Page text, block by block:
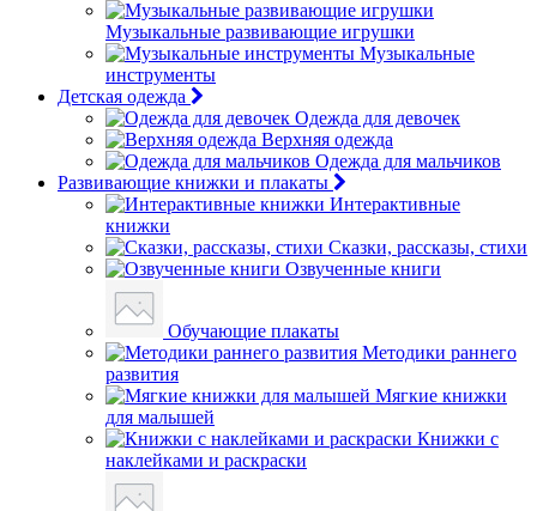
Музыкальные развивающие игрушки
Музыкальные
инструменты
Детская одежда
Одежда для девочек
Верхняя одежда
Одежда для мальчиков
Развивающие книжки и плакаты
Интерактивные
книжки
Сказки, рассказы, стихи
Озвученные книги
Обучающие плакаты
Методики раннего
развития
Мягкие книжки
для малышей
Книжки с
наклейками и раскраски